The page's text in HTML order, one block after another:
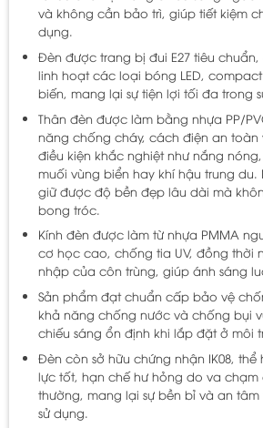
và không cần bảo trì, giúp tiết kiệm
dụng.
Đèn được trang bị đui E27 tiêu
linh hoạt các loại bóng LED,
biến, mang lại sự tiện lợi tối đa trong
Thân đèn được làm bằng nhựa PP/
năng chống cháy, cách điện an toàn
điều kiện khắc nghiệt như nắng
muối vùng biển hay khí hậu trung
giữ được độ bền đẹp lâu dài mà
bong tróc.
Kính đèn được làm từ nhựa PMMA
cơ học cao, chống tia UV, đồng thời
nhập của côn trùng, giúp ánh sáng
Sản phẩm đạt chuẩn cấp bảo vệ
khả năng chống nước và chống bụi
chiếu sáng ổn định khi lắp đặt ở môi
Đèn còn sở hữu chứng nhận IK08, thể
lực tốt, hạn chế hư hỏng do va
thường, mang lại sự bền bỉ và an tâm
sử dụng.